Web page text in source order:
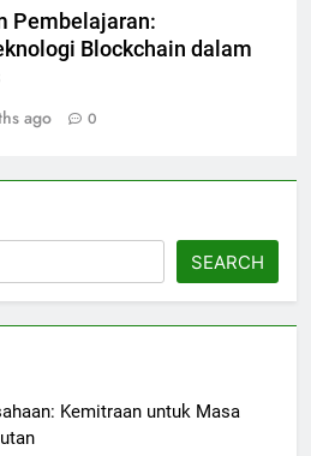
Pembelajaran:
Blockchain dalam
ago 0
SEARCH
Kemitraan untuk Masa